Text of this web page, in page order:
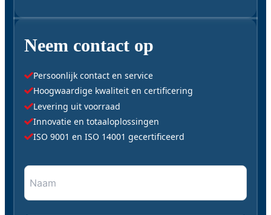
Neem contact op
Persoonlijk contact en service
Hoogwaardige kwaliteit en certificering
Levering uit voorraad
Innovatie en totaaloplossingen
ISO 9001 en ISO 14001 gecertificeerd
"Naam
*